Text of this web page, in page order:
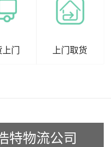
门 上门取货
特物流公司